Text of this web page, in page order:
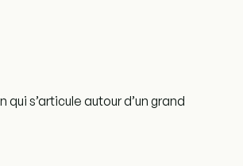
s’articule autour d’un grand